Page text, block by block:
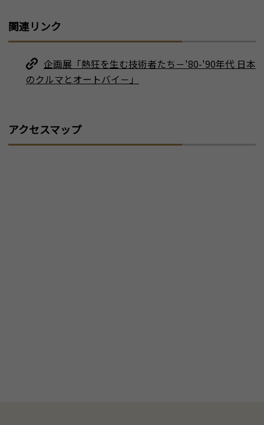
関連リンク
企画展「熱狂を生む技術者たち－'80-'90年代 日本
のクルマとオートバイ－」
アクセスマップ